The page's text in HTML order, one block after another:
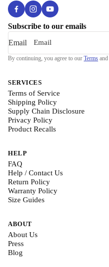
Subscribe to our emails
Email
By continuing, you agree to our Terms and
SERVICES
Terms of Service
Shipping Policy
Supply Chain Disclosure
Privacy Policy
Product Recalls
HELP
FAQ
Help / Contact Us
Return Policy
Warranty Policy
Size Guides
ABOUT
About Us
Press
Blog